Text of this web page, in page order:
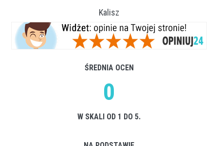
Kalisz
ŚREDNIA OCEN
0
W SKALI OD 1 DO 5.